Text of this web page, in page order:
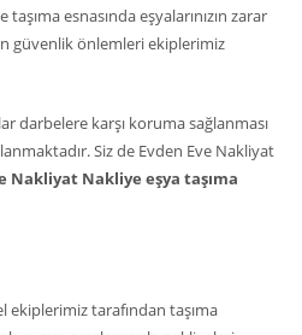
esnasında eşyalarınızın zarar
güvenlik önlemleri ekiplerimiz
darbelere karşı koruma sağlanması
Siz de Evden Eve Nakliyat
Nakliyat Nakliye eşya taşıma
ekiplerimiz tarafından taşıma